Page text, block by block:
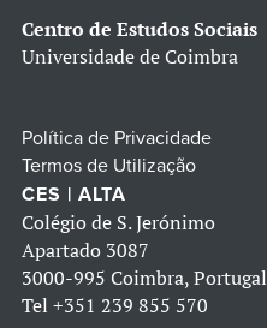
Centro de Estudos Sociais
Universidade de Coimbra
Política de Privacidade
Termos de Utilização
CES | ALTA
Colégio de S. Jerónimo
Apartado 3087
3000-995 Coimbra, Portugal
Tel +351 239 855 570